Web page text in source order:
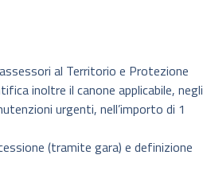
al Territorio e Protezione
inoltre il canone applicabile, negli
urgenti, nell’importo di 1
(tramite gara) e definizione